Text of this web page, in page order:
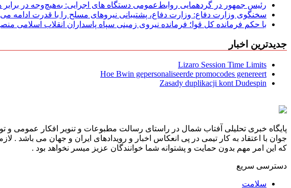
رئیس جمهور در گردهمایی روابط‌عمومی دستگاه های اجرایی: به‌هیچ‌وجه در
سخنگوی وزارت دفاع: وزارت دفاع، پشتیبانی نیرو‌های مسلح را با قدرت ادامه
با حکم فرمانده کل قوا؛ فرمانده نیروی زمینی سپاه پاسداران انقلاب اسلامی
جدیدترین اخبار
Lizaro Session Time Limits
Hoe Bwin gepersonaliseerde promocodes genereert
Zasady duplikacji kont Dudespin
پایگاه خبری تحلیلی آفتاب شمال در راستای رسالت مطبوعات و تنویر افکار عمومی و
جوان با اعتقاد به کار تیمی در پی انعکاس اخبار و رویدادهای ایران و جهان می باشد .
که این امر مهم بدون حمایت و پشتوانه شما خوانندگان عزیز میسر نخواهد بود .
دسترسی سریع
سلامت